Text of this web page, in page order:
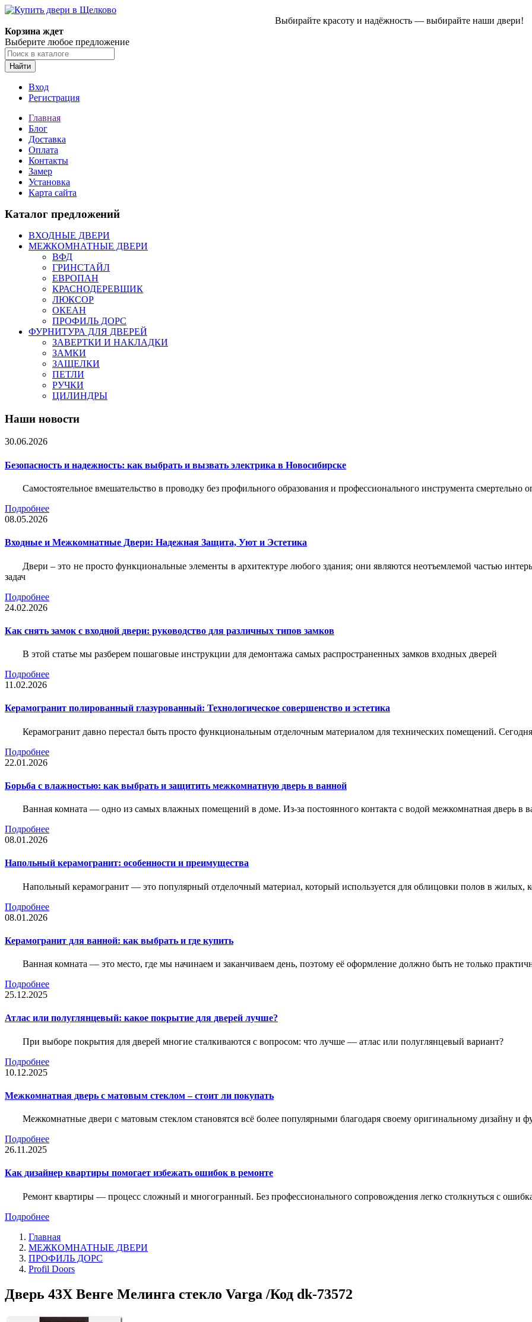
Выбирайте красоту и надёжность — выбирайте наши двери!
Корзина ждет
Выберите любое предложение
Найти
Вход
Регистрация
Главная
Блог
Доставка
Оплата
Контакты
Замер
Установка
Карта сайта
Каталог предложений
ВХОДНЫЕ ДВЕРИ
МЕЖКОМНАТНЫЕ ДВЕРИ
ВФД
ГРИНСТАЙЛ
ЕВРОПАН
КРАСНОДЕРЕВЩИК
ЛЮКСОР
ОКЕАН
ПРОФИЛЬ ДОРС
ФУРНИТУРА ДЛЯ ДВЕРЕЙ
ЗАВЕРТКИ И НАКЛАДКИ
ЗАМКИ
ЗАЩЕЛКИ
ПЕТЛИ
РУЧКИ
ЦИЛИНДРЫ
Наши новости
30.06.2026
Безопасность и надежность: как выбрать и вызвать электрика в Новосибирске
Самостоятельное вмешательство в проводку без профильного образования и профессионального инструмента смертельно
Подробнее
08.05.2026
Входные и Межкомнатные Двери: Надежная Защита, Уют и Эстетика
Двери – это не просто функциональные элементы в архитектуре любого здания; они являются неотъемлемой частью
задач
Подробнее
24.02.2026
Как снять замок с входной двери: руководство для различных типов замков
В этой статье мы разберем пошаговые инструкции для демонтажа самых распространенных замков входных дверей
Подробнее
11.02.2026
Керамогранит полированный глазурованный: Технологическое совершенство и эстетика
Керамогранит давно перестал быть просто функциональным отделочным материалом для технических помещений.
Подробнее
22.01.2026
Борьба с влажностью: как выбрать и защитить межкомнатную дверь в ванной
Ванная комната — одно из самых влажных помещений в доме. Из-за постоянного контакта с водой межкомнатная дверь в
Подробнее
08.01.2026
Напольный керамогранит: особенности и преимущества
Напольный керамогранит — это популярный отделочный материал, который используется для облицовки полов в
Подробнее
08.01.2026
Керамогранит для ванной: как выбрать и где купить
Ванная комната — это место, где мы начинаем и заканчиваем день, поэтому её оформление должно быть не только
Подробнее
25.12.2025
Атлас или полуглянцевый: какое покрытие для дверей лучше?
При выборе покрытия для дверей многие сталкиваются с вопросом: что лучше — атлас или полуглянцевый вариант?
Подробнее
10.12.2025
Межкомнатная дверь с матовым стеклом – стоит ли покупать
Межкомнатные двери с матовым стеклом становятся всё более популярными благодаря своему оригинальному дизайну и
Подробнее
26.11.2025
Как дизайнер квартиры помогает избежать ошибок в ремонте
Ремонт квартиры — процесс сложный и многогранный. Без профессионального сопровождения легко столкнуться с
Подробнее
Главная
МЕЖКОМНАТНЫЕ ДВЕРИ
ПРОФИЛЬ ДОРС
Profil Doors
Дверь 43X Венге Мелинга стекло Varga /Код dk-73572